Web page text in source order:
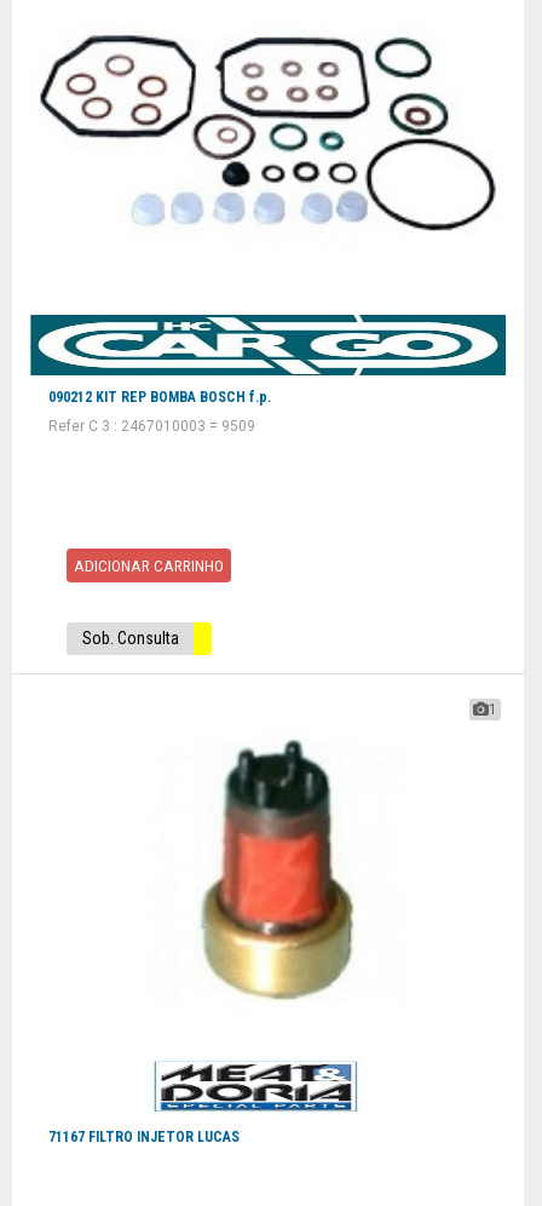
090212 KIT REP BOMBA BOSCH f.p.
Refer C 3 : 2467010003 = 9509
ADICIONAR CARRINHO
Sob. Consulta
1
71167 FILTRO INJETOR LUCAS